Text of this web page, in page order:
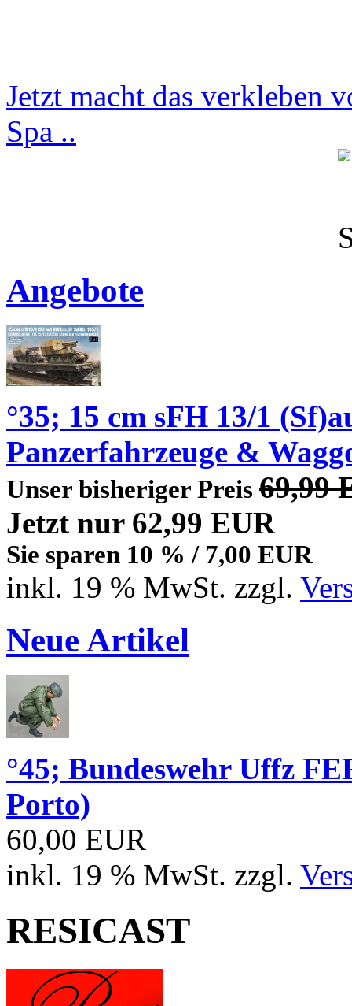
Jetzt macht das verkleben
Spa ..
Angebote
°35; 15 cm sFH 13/1
Panzerfahrzeuge &
Unser bisheriger Preis 69,99
Jetzt nur 62,99 EUR
Sie sparen 10 % / 7,00 EUR
inkl. 19 % MwSt. zzgl.
Neue Artikel
°45; Bundeswehr Uffz
Porto)
60,00 EUR
inkl. 19 % MwSt. zzgl.
RESICAST